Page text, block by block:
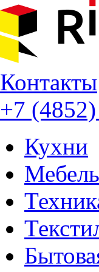
Контакты
+7
Кухни
Мебель